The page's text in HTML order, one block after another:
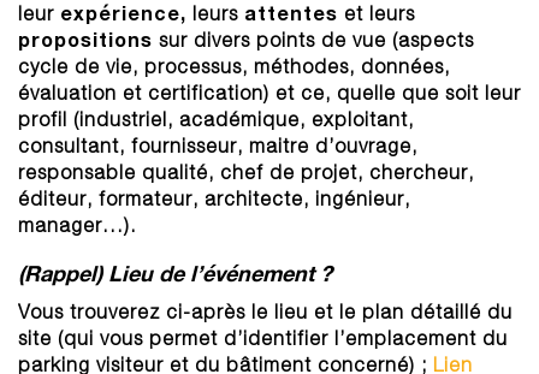
leur expérience, leurs attentes et leurs
propositions sur divers points de vue (aspects
cycle de vie, processus, méthodes, données,
évaluation et certification) et ce, quelle que soit leur
profil (industriel, académique, exploitant,
consultant, fournisseur, maitre d’ouvrage,
responsable qualité, chef de projet, chercheur,
éditeur, formateur, architecte, ingénieur,
manager…).
(Rappel) Lieu de l’événement ?
Vous trouverez ci-après le lieu et le plan détaillé du
site (qui vous permet d’identifier l’emplacement du
parking visiteur et du bâtiment concerné) ; Lien